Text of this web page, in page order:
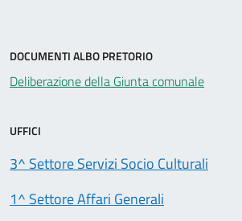
DOCUMENTI ALBO PRETORIO
Deliberazione della Giunta comunale
UFFICI
3^ Settore Servizi Socio Culturali
1^ Settore Affari Generali